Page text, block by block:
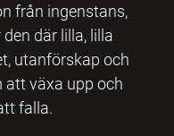
från ingenstans,
där lilla, lilla
utanförskap och
att växa upp och
falla.